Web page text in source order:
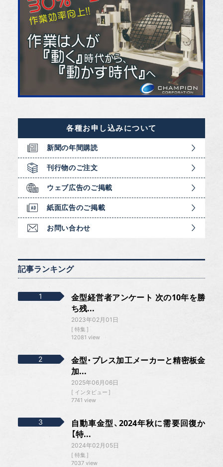
各種お申し込みについて
新聞の年間購読
刊行物のご注文
ウェブ広告のご掲載
紙面広告のご掲載
お問い合わせ
記事ランキング
金型経営者アンケート 次の10年を勝
ち残...
2023年02月01日
特集
12081 view
金型・プレス加工メーカーと精密板金
加...
2025年06月06日
インタビュー
7741 view
自動車金型、2024年秋に需要回復か
【特...
2024年02月05日
特集
7037 view